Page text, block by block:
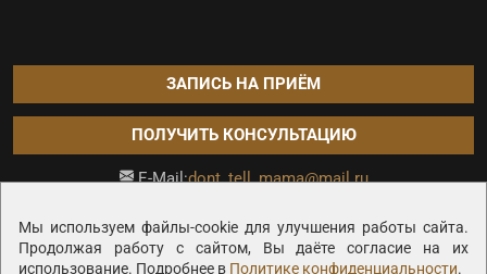
Мы используем файлы-cookie для улучшения работы сайта.
Продолжая работу с сайтом, Вы даёте согласие на их
использование. Подробнее в Политике конфиденциальности.
ЗАПИСЬ НА ПРИЁМ
ПОЛУЧИТЬ КОНСУЛЬТАЦИЮ
E-Mail:dont_tell_mama@mail.ru